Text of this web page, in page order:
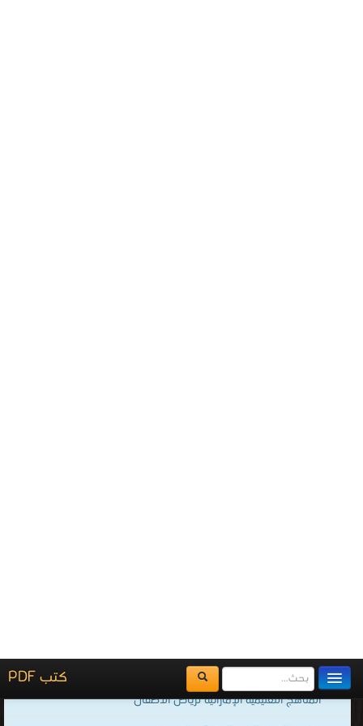
قراءة و تحميل كتب في كتب بوكليت نماذج أسئلة و اجابات للثانوية العامة مجانا
[ 1846 كتاب/كتب ]
كتب طرق التعليم